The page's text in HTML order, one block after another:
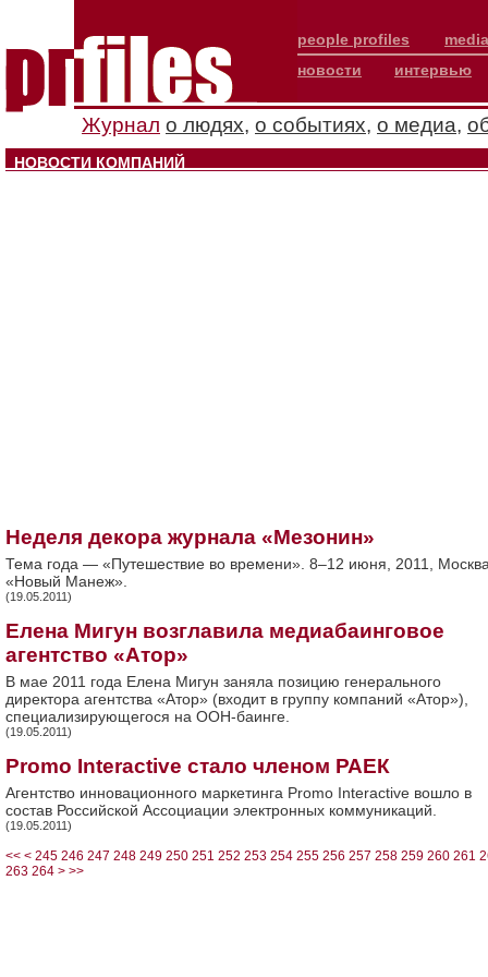
people profiles
новости
интервью
Журнал о людях, о событиях, о медиа,
НОВОСТИ КОМПАНИЙ
Неделя декора журнала «Мезонин»
Тема года — «Путешествие во времени». 8–12 июня, 2011,
«Новый Манеж».
(19.05.2011)
Елена Мигун возглавила медиабаинговое
агентство «Атор»
В мае 2011 года Елена Мигун заняла позицию генерального
директора агентства «Атор» (входит в группу компаний «Атор»),
специализирующегося на ООН-баинге.
(19.05.2011)
Promo Interactive стало членом РАЕК
Агентство инновационного маркетинга Promo Interactive вошло в
состав Российской Ассоциации электронных коммуникаций.
(19.05.2011)
<< < 245 246 247 248 249 250 251 252 253 254 255 256 257 258 259 260 261
263 264 > >>